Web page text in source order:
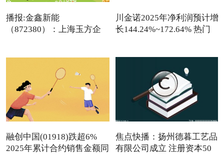
播报:金鑫新能
（872380）：上海玉方企
川金诺2025年净利润预计增
长144.24%~172.64% 热门
融创中国(01918)跌超6%
2025年累计合约销售金额同
焦点快播：扬州德暮工艺品
有限公司成立 注册资本50